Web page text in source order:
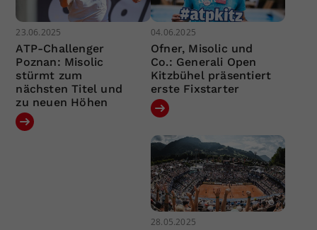
23.06.2025
ATP-Challenger
Poznan: Misolic
stürmt zum
nächsten Titel und
zu neuen Höhen
04.06.2025
Ofner, Misolic und
Co.: Generali Open
Kitzbühel präsentiert
erste Fixstarter
28.05.2025